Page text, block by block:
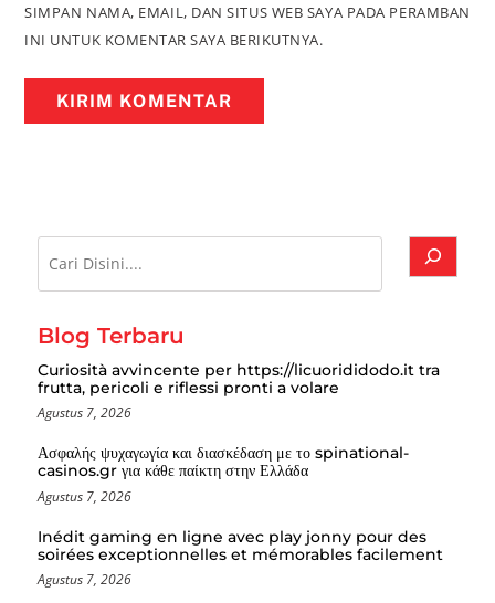
SIMPAN NAMA, EMAIL, DAN SITUS WEB SAYA PADA PERAMBAN
INI UNTUK KOMENTAR SAYA BERIKUTNYA.
Cari
Blog Terbaru
Curiosità avvincente per https://licuorididodo.it tra
frutta, pericoli e riflessi pronti a volare
Agustus 7, 2026
Ασφαλής ψυχαγωγία και διασκέδαση με το spinational-
casinos.gr για κάθε παίκτη στην Ελλάδα
Agustus 7, 2026
Inédit gaming en ligne avec play jonny pour des
soirées exceptionnelles et mémorables facilement
Agustus 7, 2026